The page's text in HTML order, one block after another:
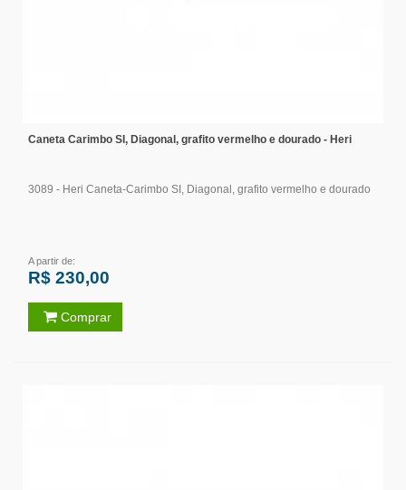
Caneta Carimbo SI, Diagonal, grafito vermelho e dourado - Heri
3089 - Heri Caneta-Carimbo SI, Diagonal, grafito vermelho e dourado
A partir de:
R$ 230,00
Comprar